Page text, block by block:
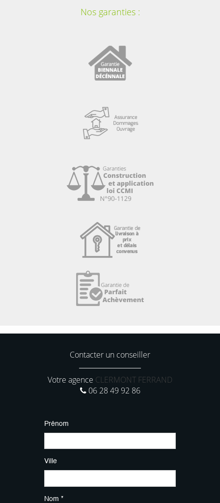
Nos garanties :
Contacter un conseiller
Votre agence CLERMONT FERRAND
06 28 49 92 86
Prénom
Ville
Nom *